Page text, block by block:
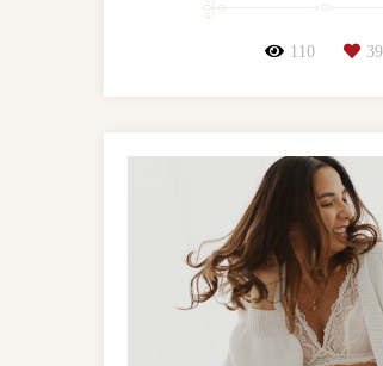
110 39